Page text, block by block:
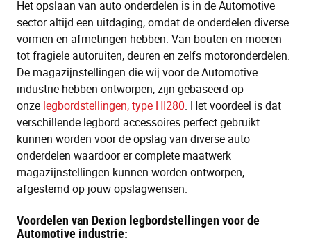
Het opslaan van auto onderdelen is in de Automotive
sector altijd een uitdaging, omdat de onderdelen diverse
vormen en afmetingen hebben. Van bouten en moeren
tot fragiele autoruiten, deuren en zelfs motoronderdelen.
De magazijnstellingen die wij voor de Automotive
industrie hebben ontworpen, zijn gebaseerd op
onze legbordstellingen, type HI280. Het voordeel is dat
verschillende legbord accessoires perfect gebruikt
kunnen worden voor de opslag van diverse auto
onderdelen waardoor er complete maatwerk
magazijnstellingen kunnen worden ontworpen,
afgestemd op jouw opslagwensen.
Voordelen van Dexion legbordstellingen voor de
Automotive industrie: